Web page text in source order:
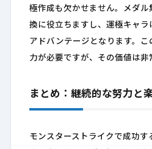
極作成も欠かせません。メダル
換に役立ちますし、運極キャラ
アドバンテージとなります。
力が必要ですが、その価値は非
まとめ：継続的な努力と
モンスターストライクで成功す